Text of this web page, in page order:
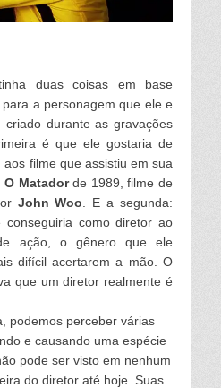
duas coisas em base
a personagem que ele e
criado durante as gravações
é que ele gostaria de
filme que assistiu em sua
O Matadorde 1989, filme de
John Woo . E a segunda:
como diretor ao
ação, o gênero que ele
difícil acertarem a mão. O
que um diretor realmente é
podemos perceber várias
e causando uma espécie
pode ser visto em nenhum
do diretor até hoje. Suas